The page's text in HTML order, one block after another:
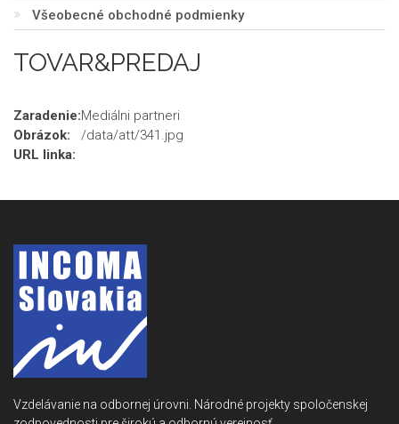
Všeobecné obchodné podmienky
TOVAR&PREDAJ
Zaradenie:Mediálni partneri
Obrázok:
/data/att/341.jpg
URL linka:
Vzdelávanie na odbornej úrovni. Národné projekty spoločenskej